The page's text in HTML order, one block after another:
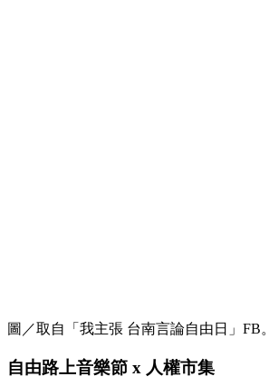
圖／取自「我主張 台南言論自由日」FB。
自由路上音樂節 x 人權市集